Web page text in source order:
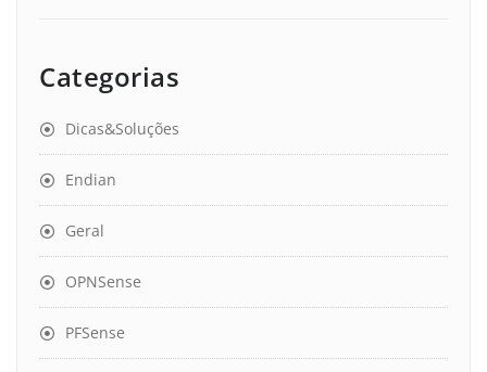
Categorias
Dicas&Soluções
Endian
Geral
OPNSense
PFSense